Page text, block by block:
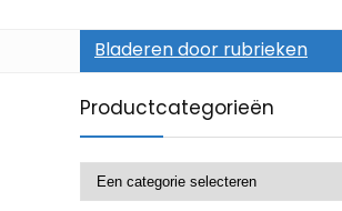
Bladeren door rubrieken
Productcategorieën